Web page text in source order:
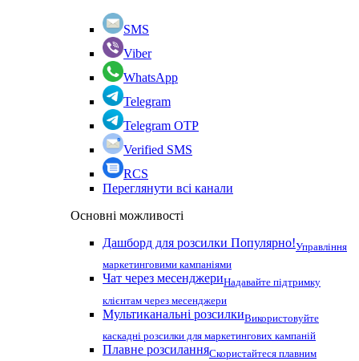
SMS
Viber
WhatsApp
Telegram
Telegram OTP
Verified SMS
RCS
Переглянути всі канали
Основні можливості
Дашборд для розсилки Популярно!Управління
маркетинговими кампаніями
Чат через месенджериНадавайте підтримку
клієнтам через месенджери
Мультиканальні розсилкиВикористовуйте
каскадні розсилки для маркетингових кампаній
Плавне розсиланняСкористайтеся плавним